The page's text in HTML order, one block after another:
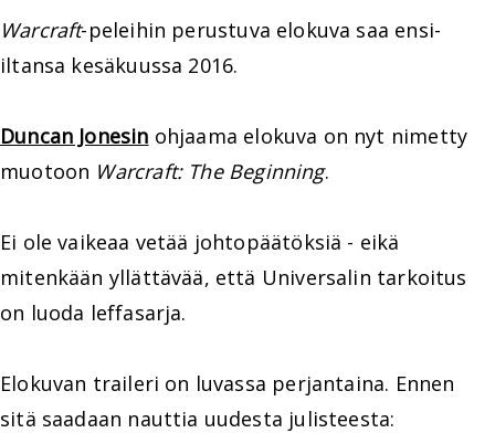
Warcraft-peleihin perustuva elokuva saa ensi-
iltansa kesäkuussa 2016.
Duncan Jonesin ohjaama elokuva on nyt nimetty
muotoon Warcraft: The Beginning.
Ei ole vaikeaa vetää johtopäätöksiä - eikä
mitenkään yllättävää, että Universalin tarkoitus
on luoda leffasarja.
Elokuvan traileri on luvassa perjantaina. Ennen
sitä saadaan nauttia uudesta julisteesta: